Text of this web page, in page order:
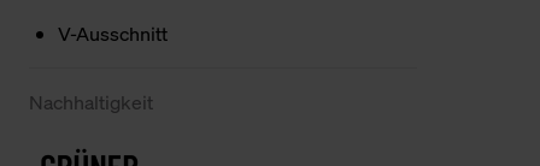
V-Ausschnitt
Nachhaltigkeit